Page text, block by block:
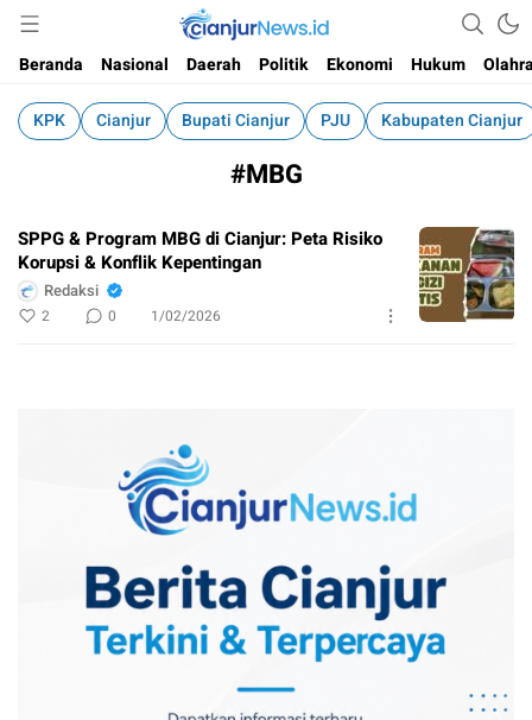
cianjurnews.id
Informasi Faktual dan Berimbang
Beranda
Nasional Daerah Politik Ekonomi Hukum
KPK Cianjur Bupati Cianjur PJU Kabupaten Cianjur
#MBG
SPPG & Program MBG di Cianjur: Peta Risiko
Korupsi & Konflik Kepentingan
Redaksi
2 0 1/02/2026